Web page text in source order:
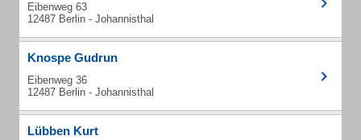
Eibenweg 63
12487 Berlin - Johannisthal
Knospe Gudrun
Eibenweg 36
12487 Berlin - Johannisthal
Lübben Kurt